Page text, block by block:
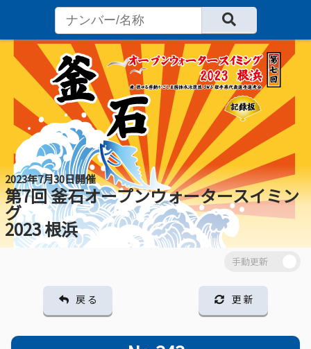
2023年7月30日開催
第7回 釜石オープンウォータースイミン
グ
2023 根浜
戻 る 更 新